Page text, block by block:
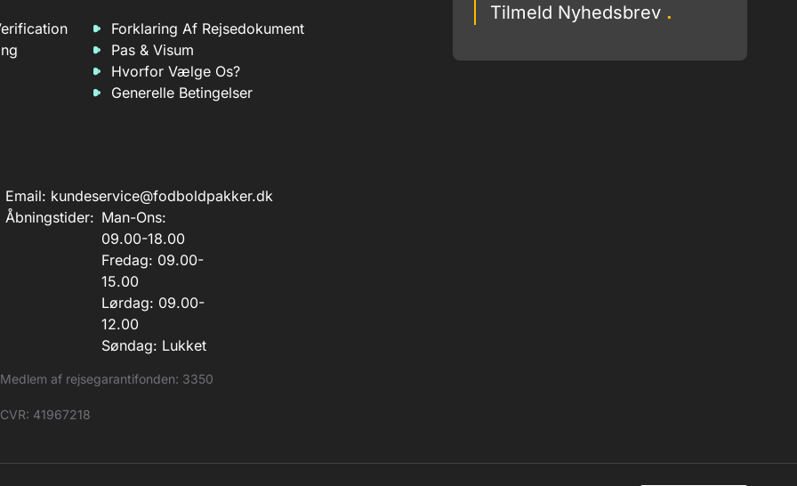
Forklaring Af Rejsedokument
Pas & Visum
Hvorfor Vælge Os?
Generelle Betingelser
Email: kundeservice@fodboldpakker.dk
Åbningstider: Man-Ons:
09.00-18.00
Fredag: 09.00-
15.00
Lørdag: 09.00-
12.00
Søndag: Lukket
Medlem af rejsegarantifonden: 3350
CVR: 41967218
Tilmeld Nyhedsbrev .